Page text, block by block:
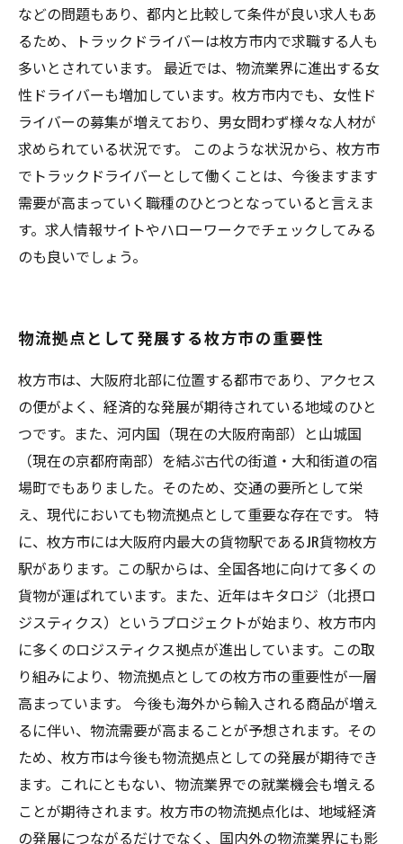
などの問題もあり、都内と比較して条件が良い求人もあ
るため、トラックドライバーは枚方市内で求職する人も
多いとされています。 最近では、物流業界に進出する女
性ドライバーも増加しています。枚方市内でも、女性ド
ライバーの募集が増えており、男女問わず様々な人材が
求められている状況です。 このような状況から、枚方市
でトラックドライバーとして働くことは、今後ますます
需要が高まっていく職種のひとつとなっていると言えま
す。求人情報サイトやハローワークでチェックしてみる
のも良いでしょう。
物流拠点として発展する枚方市の重要性
枚方市は、大阪府北部に位置する都市であり、アクセス
の便がよく、経済的な発展が期待されている地域のひと
つです。また、河内国（現在の大阪府南部）と山城国
（現在の京都府南部）を結ぶ古代の街道・大和街道の宿
場町でもありました。そのため、交通の要所として栄
え、現代においても物流拠点として重要な存在です。 特
に、枚方市には大阪府内最大の貨物駅であるJR貨物枚方
駅があります。この駅からは、全国各地に向けて多くの
貨物が運ばれています。また、近年はキタロジ（北摂ロ
ジスティクス）というプロジェクトが始まり、枚方市内
に多くのロジスティクス拠点が進出しています。この取
り組みにより、物流拠点としての枚方市の重要性が一層
高まっています。 今後も海外から輸入される商品が増え
るに伴い、物流需要が高まることが予想されます。その
ため、枚方市は今後も物流拠点としての発展が期待でき
ます。これにともない、物流業界での就業機会も増える
ことが期待されます。枚方市の物流拠点化は、地域経済
の発展につながるだけでなく、国内外の物流業界にも影